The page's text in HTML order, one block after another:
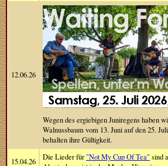
12.06.26
Wegen des ergiebigen Juniregens haben
Walnussbaum vom 13. Juni auf den 25.
behalten ihre Gültigkeit.
15.04.26 Die Lieder für "Not My Cup Of Tea" sind